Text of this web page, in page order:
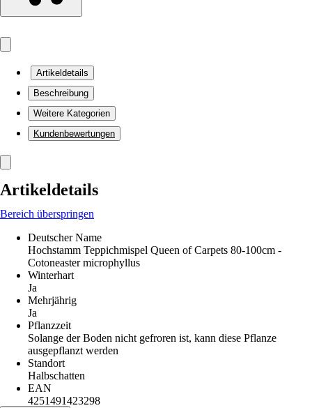
Artikeldetails
Beschreibung
Weitere Kategorien
Kundenbewertungen
Artikeldetails
Bereich überspringen
Deutscher Name
Hochstamm Teppichmispel Queen of Carpets 80-100cm -
Cotoneaster microphyllus
Winterhart
Ja
Mehrjährig
Ja
Pflanzzeit
Solange der Boden nicht gefroren ist, kann diese Pflanze
ausgepflanzt werden
Standort
Halbschatten
EAN
4251491423298